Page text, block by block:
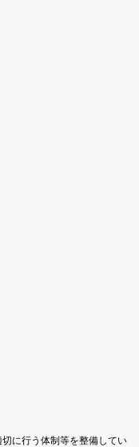
に行う体制等を整備してい